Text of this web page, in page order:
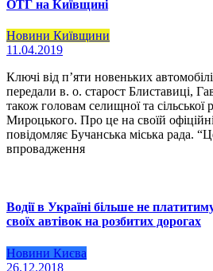
ОТГ на Київщині
Новини Київщини
11.04.2019
Ключі від п’яти новеньких
передали в. о. старост Блиставиці,
також головам селищної та сільської
Мироцького. Про це на своїй
повідомляє Бучанська міська рада.
впровадження
Водії в Україні більше не
своїх автівок на розбитих дорогах
Новини Києва
26.12.2018